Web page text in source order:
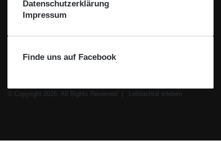
Datenschutzerklärung
Impressum
Finde uns auf Facebook
© Copyright 2026, All Rights Reserved |
Leiblachtal erleben